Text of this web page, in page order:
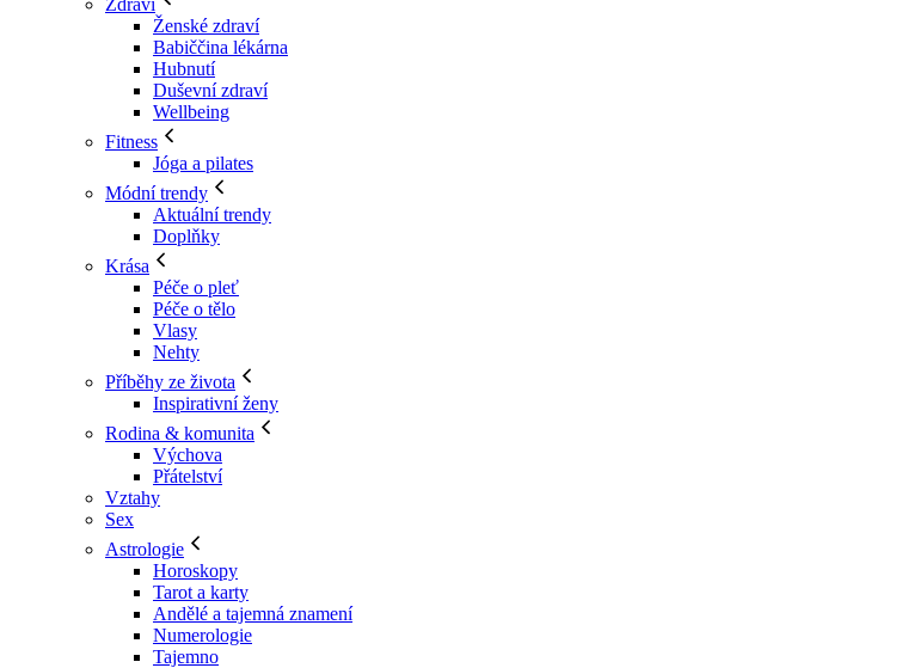
Zdraví
Ženské zdraví
Babiččina lékárna
Hubnutí
Duševní zdraví
Wellbeing
Fitness
Jóga a pilates
Módní trendy
Aktuální trendy
Doplňky
Krása
Péče o pleť
Péče o tělo
Vlasy
Nehty
Příběhy ze života
Inspirativní ženy
Rodina & komunita
Výchova
Přátelství
Vztahy
Sex
Astrologie
Horoskopy
Tarot a karty
Andělé a tajemná znamení
Numerologie
Tajemno